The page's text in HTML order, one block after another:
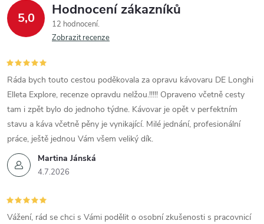
5,0 Hodnocení zákazníků
12 hodnocení
Zobrazit recenze
Martina Jánská
4.7.2026
Ráda bych touto cestou poděkovala za opravu kávovaru DE Longhi
Elleta Explore, recenze opravdu nelžou.!!!!! Opraveno včetně cesty
tam i zpět bylo do jednoho týdne. Kávovar je opět v perfektním
stavu a káva včetně pěny je vynikající. Milé jednání, profesionální
práce, ještě jednou Vám všem veliký dík.
Vážení, rád se chci s Vámi podělit o osobní zkušenosti s pracovnicí